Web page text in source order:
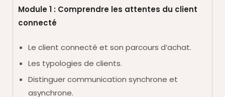
Module 1 : Comprendre les attentes du client
connecté
Le client connecté et son parcours d’achat.
Les typologies de clients.
Distinguer communication synchrone et
asynchrone.